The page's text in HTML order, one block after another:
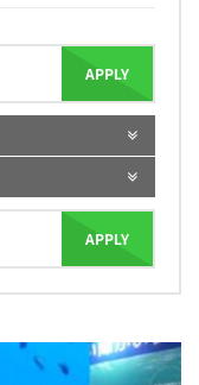
APPLY
APPLY